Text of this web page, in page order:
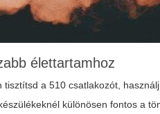
élettartamhoz
a 510 csatlakozót,
különösen fontos a